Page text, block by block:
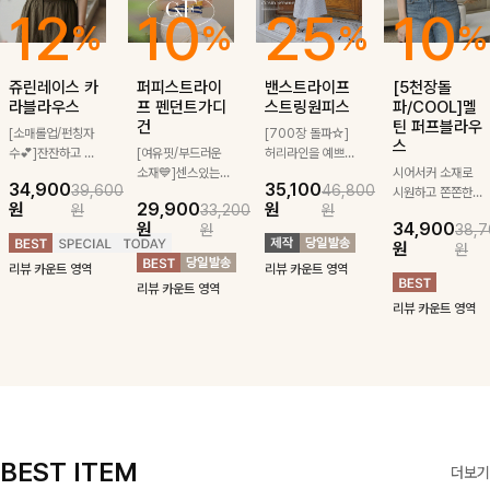
12%
쥬린레이스 카
라블라우스
[소매롤업/펀칭자
수💕]잔잔하고 고
테일이 사랑스러운
블라우스-페미닌
하면서 여리한 무
드로 즐겨지는
ITEM
34,900
원
39,600
원
리뷰 카운트 영역
10%
퍼피스트라이
프 펜던트가디
건
[여유핏/부드러운
소재💙]센스있는
귀여운 퍼피 펜던
트로 포인트를 선
사하는 니트 가디
건을 소개할게요 :)
29,900
원
33,200
원
리뷰 카운트 영역
25%
밴스트라이프
스트링원피스
[700장 돌파☆]
허리라인을 예쁘게
깔끔한 스트라이프
패턴에 링클프리!
💙플레어지는 롱한
기장감까지 완벽한
데일리 원피스:B
35,100
원
46,800
원
리뷰 카운트 영역
10%
[5천장돌
파/COOL]멜
틴 퍼프블라우
스
시어서커 소재로
시원하고 쫀쫀한
편안하게 입혀질
블라우스- 단정한
카라와 풍성한 퍼
프 소매로 여성스
러움을 더했어요 :)
34,900
원
원
리뷰 카운트 영역
BEST ITEM 더보기